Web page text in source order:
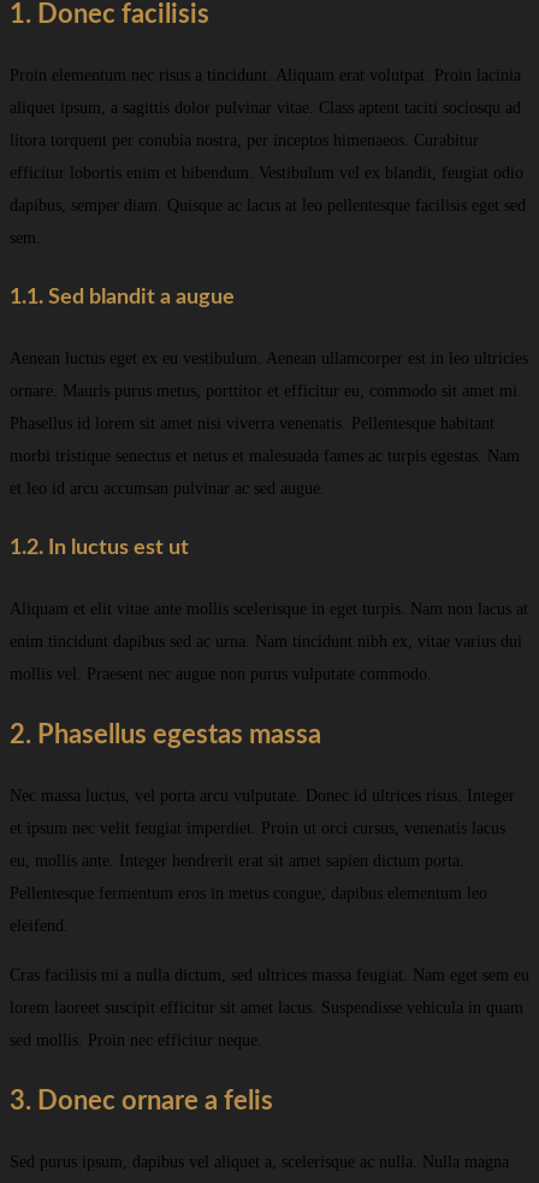
1. Donec facilisis
Proin elementum nec risus a tincidunt. Aliquam erat volutpat. Proin lacinia
aliquet ipsum, a sagittis dolor pulvinar vitae. Class aptent taciti sociosqu ad
litora torquent per conubia nostra, per inceptos himenaeos. Curabitur
efficitur lobortis enim et bibendum. Vestibulum vel ex blandit, feugiat odio
dapibus, semper diam. Quisque ac lacus at leo pellentesque facilisis eget sed
sem.
1.1. Sed blandit a augue
Aenean luctus eget ex eu vestibulum. Aenean ullamcorper est in leo ultricies
ornare. Mauris purus metus, porttitor et efficitur eu, commodo sit amet mi.
Phasellus id lorem sit amet nisi viverra venenatis. Pellentesque habitant
morbi tristique senectus et netus et malesuada fames ac turpis egestas. Nam
et leo id arcu accumsan pulvinar ac sed augue.
1.2. In luctus est ut
Aliquam et elit vitae ante mollis scelerisque in eget turpis. Nam non lacus at
enim tincidunt dapibus sed ac urna. Nam tincidunt nibh ex, vitae varius dui
mollis vel. Praesent nec augue non purus vulputate commodo.
2. Phasellus egestas massa
Nec massa luctus, vel porta arcu vulputate. Donec id ultrices risus. Integer
et ipsum nec velit feugiat imperdiet. Proin ut orci cursus, venenatis lacus
eu, mollis ante. Integer hendrerit erat sit amet sapien dictum porta.
Pellentesque fermentum eros in metus congue, dapibus elementum leo
eleifend.
Cras facilisis mi a nulla dictum, sed ultrices massa feugiat. Nam eget sem eu
lorem laoreet suscipit efficitur sit amet lacus. Suspendisse vehicula in quam
sed mollis. Proin nec efficitur neque.
3. Donec ornare a felis
Sed purus ipsum, dapibus vel aliquet a, scelerisque ac nulla. Nulla magna